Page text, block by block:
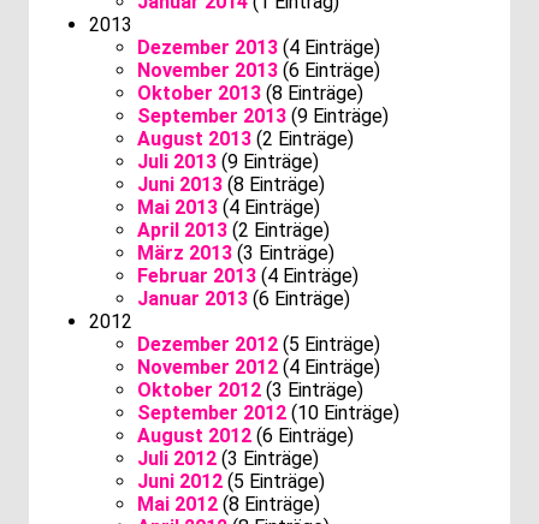
2013
Dezember 2013 (4 Einträge)
November 2013 (6 Einträge)
Oktober 2013 (8 Einträge)
September 2013 (9 Einträge)
August 2013 (2 Einträge)
Juli 2013 (9 Einträge)
Juni 2013 (8 Einträge)
Mai 2013 (4 Einträge)
April 2013 (2 Einträge)
März 2013 (3 Einträge)
Februar 2013 (4 Einträge)
Januar 2013 (6 Einträge)
2012
Dezember 2012 (5 Einträge)
November 2012 (4 Einträge)
Oktober 2012 (3 Einträge)
September 2012 (10 Einträge)
August 2012 (6 Einträge)
Juli 2012 (3 Einträge)
Juni 2012 (5 Einträge)
Mai 2012 (8 Einträge)